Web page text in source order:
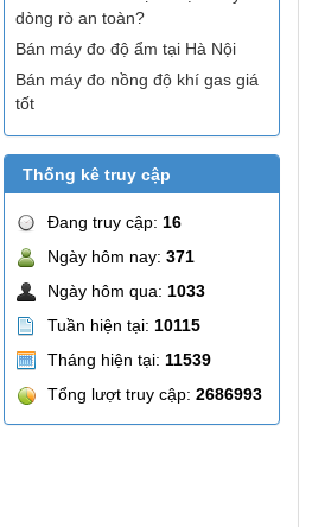
dòng rò an toàn?
Bán máy đo độ ẩm tại Hà Nội
Bán máy đo nồng độ khí gas giá
tốt
Thống kê truy cập
Đang truy cập: 16
Ngày hôm nay: 371
Ngày hôm qua: 1033
Tuần hiện tại: 10115
Tháng hiện tại: 11539
Tổng lượt truy cập: 2686993